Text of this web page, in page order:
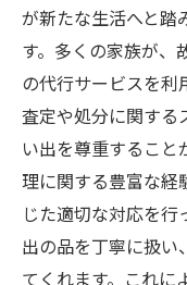
が新たな生活へと踏
す。多くの家族が、
の代行サービスを利
査定や処分に関する
い出を尊重すること
理に関する豊富な経
じた適切な対応を行
出の品を丁寧に扱い
てくれます。これに